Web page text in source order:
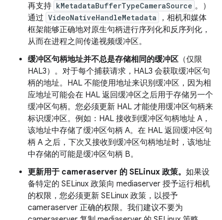
再支持 kMetadataBufferTypeCameraSource 。）
通过 VideoNativeHandleMetadata
，相机和媒体
框架能够正确地对原生句柄进行序列化和反序列化，
从而在进程之间传递视频缓冲区。
缓冲区句柄地址并不总是存储相同的缓冲区 （仅限
HAL3）。 对于每个捕获请求，HAL3 会获取缓冲区句
柄的地址。HAL 不能使用地址来识别缓冲区，因为相
应地址可能会在 HAL 返回缓冲区之后用于存储另一个
缓冲区句柄。您必须更新 HAL 才能使用缓冲区句柄来
标识缓冲区。例如：HAL 接收到缓冲区句柄地址 A，
该地址中存储了缓冲区句柄 A。在 HAL 返回缓冲区句
柄 A 之后，下次又接收到缓冲区句柄地址时，该地址
中存储的可能是缓冲区句柄 B。
更新用于 cameraserver 的 SELinux 政策。 如果设
备特定的 SELinux 政策向 mediaserver 授予运行相机
的权限，您必须更新 SELinux 政策，以授予
cameraserver 正确的权限。我们建议不要为